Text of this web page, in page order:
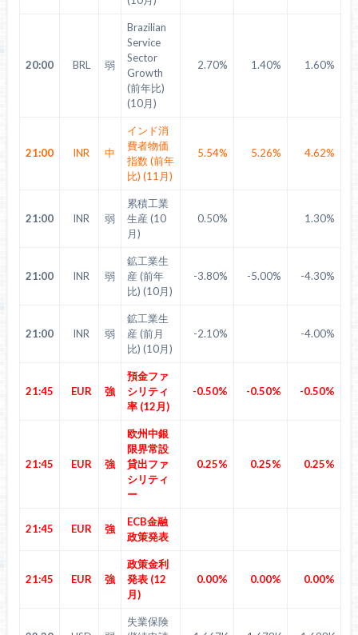
20:00 BRL 弱
Brazilian
Service
Sector
Growth
(前年比)
(10月)
2.70% 1.40% 1.60%
21:00 INR 中
インド消
費者物価
指数 (前年
比) (11月)
5.54% 5.26% 4.62%
21:00 INR 弱
累積工業
生産 (10
月)
0.50% 1.30%
21:00 INR 弱
鉱工業生
産 (前年
比) (10月)
-3.80% -5.00% -4.30%
21:00 INR 弱
鉱工業生
産 (前月
比) (10月)
-2.10% -4.00%
21:45 EUR 強
預金ファ
シリティ
率 (12月)
-0.50% -0.50% -0.50%
21:45 EUR 強
欧州中銀
限界常設
貸出ファ
シリティ
ー
0.25% 0.25% 0.25%
21:45 EUR 強
ECB金融
政策発表
21:45 EUR 強
政策金利
発表 (12
月)
0.00% 0.00% 0.00%
失業保険